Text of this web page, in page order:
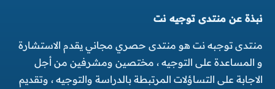
نبذة عن منتدى توجيه نت
منتدى توجبه نت هو منتدى حصري مجاني يقدم الاستشارة
و المساعدة على التوجيه ، مختصين ومشرفين من أجل
الاجابة على التساؤلات المرتبطة بالدراسة والتوجيه ، وتقديم